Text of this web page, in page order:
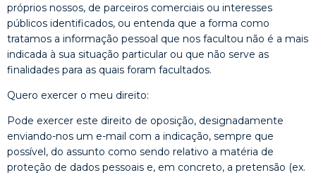
próprios nossos, de parceiros comerciais ou interesses
públicos identificados, ou entenda que a forma como
tratamos a informação pessoal que nos facultou não é a mais
indicada à sua situação particular ou que não serve as
finalidades para as quais foram facultados.
Quero exercer o meu direito:
Pode exercer este direito de oposição, designadamente
enviando-nos um e-mail com a indicação, sempre que
possível, do assunto como sendo relativo a matéria de
proteção de dados pessoais e, em concreto, a pretensão (ex.